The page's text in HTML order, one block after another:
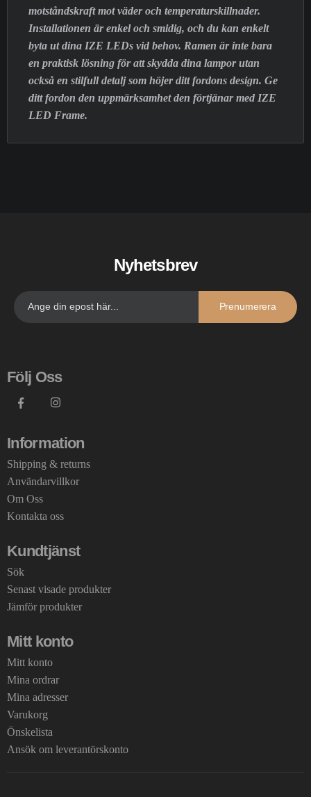
motståndskraft mot väder och temperaturskillnader.
Installationen är enkel och smidig, och du kan enkelt
byta ut dina IZE LEDs vid behov. Ramen är inte bara
en praktisk lösning för att skydda dina lampor utan
också en stilfull detalj som höjer ditt fordons design. Ge
ditt fordon den uppmärksamhet den förtjänar med IZE
LED Frame.
Nyhetsbrev
Prenumerera
Följ Oss
Information
Shipping & returns
Användarvillkor
Om Oss
Kontakta oss
Kundtjänst
Sök
Senast visade produkter
Jämför produkter
Mitt konto
Mitt konto
Mina ordrar
Mina adresser
Varukorg
Önskelista
Ansök om leverantörskonto